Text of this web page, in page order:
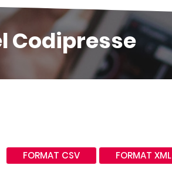
Codipresse
FORMAT CSV FORMAT XML